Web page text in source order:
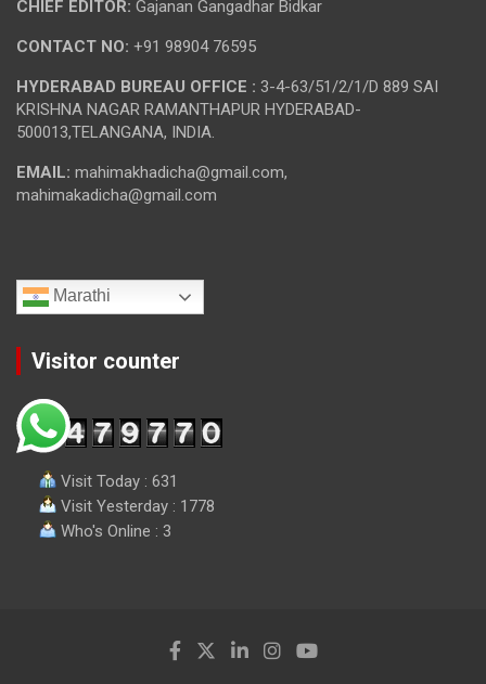
CHIEF EDITOR: Gajanan Gangadhar Bidkar
CONTACT NO: +91 98904 76595
HYDERABAD BUREAU OFFICE : 3-4-63/51/2/1/D 889 SAI
KRISHNA NAGAR RAMANTHAPUR HYDERABAD-
500013,TELANGANA, INDIA.
EMAIL: mahimakhadicha@gmail.com,
mahimakadicha@gmail.com
Marathi
Visitor counter
Visit Today : 631
Visit Yesterday : 1778
Who's Online : 3